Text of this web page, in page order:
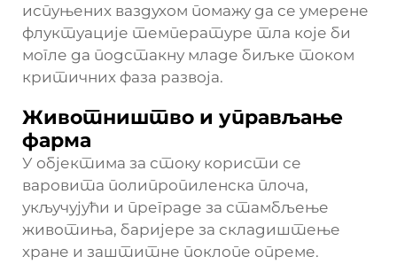
испуњених ваздухом помажу да се умерене
флуктуације температуре тла које би
могле да подстакну младе биљке током
критичних фаза развоја.
Животништво и управљање
фарма
У објектима за стоку користи се
варовита полипропиленска плоча,
укључујући и преграде за стамбљење
животиња, баријере за складиштење
хране и заштитне поклопе опреме.